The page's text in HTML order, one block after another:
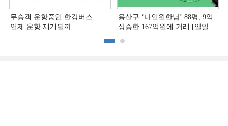
무승객 운항중인 한강버스…
언제 운항 재개될까
용산구 ‘나인원한남’ 88평, 9억
상승한 167억원에 거래 [일일